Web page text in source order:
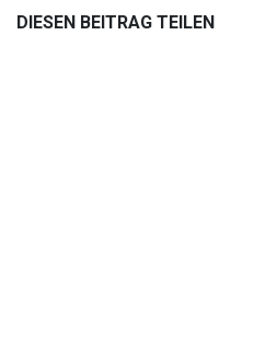
DIESEN BEITRAG TEILEN